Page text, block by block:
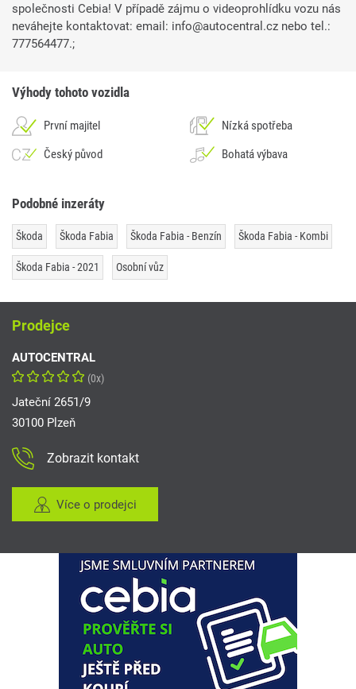
společnosti Cebia! V případě zájmu o videoprohlídku vozu nás
neváhejte kontaktovat: email: info@autocentral.cz nebo tel.:
777564477.;
Výhody tohoto vozidla
První majitel
Nízká spotřeba
Český původ
Bohatá výbava
Podobné inzeráty
Škoda Škoda Fabia Škoda Fabia - Benzín Škoda Fabia - Kombi
Škoda Fabia - 2021 Osobní vůz
Prodejce
AUTOCENTRAL
(0x)
Jateční 2651/9
30100 Plzeň
Zobrazit kontakt
Více o prodejci